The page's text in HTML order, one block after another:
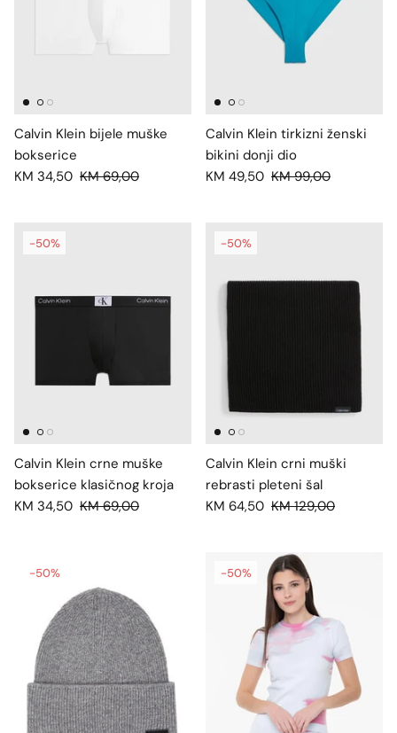
Calvin Klein bijele muške
bokserice
KM 34,50 KM 69,00
Calvin Klein tirkizni ženski
bikini donji dio
KM 49,50 KM 99,00
-50%
Calvin Klein crne muške
bokserice klasičnog kroja
KM 34,50 KM 69,00
-50%
Calvin Klein crni muški
rebrasti pleteni šal
KM 64,50 KM 129,00
-50% -50%